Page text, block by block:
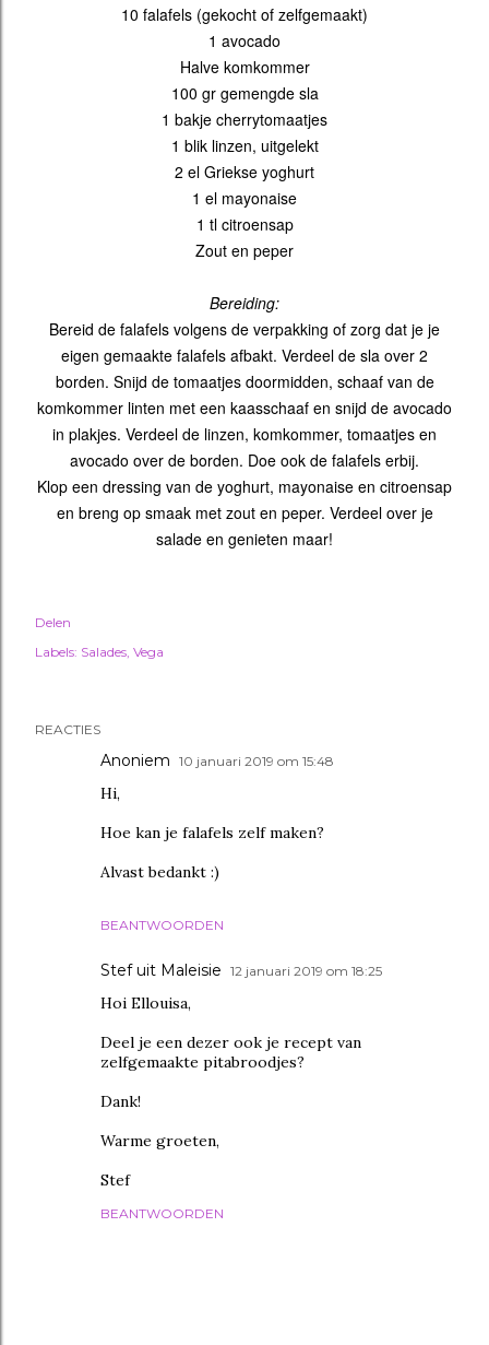
10 falafels (gekocht of zelfgemaakt)
1 avocado
Halve komkommer
100 gr gemengde sla
1 bakje cherrytomaatjes
1 blik linzen, uitgelekt
2 el Griekse yoghurt
1 el mayonaise
1 tl citroensap
Zout en peper
Bereiding:
Bereid de falafels volgens de verpakking of zorg dat je je
eigen gemaakte falafels afbakt. Verdeel de sla over 2
borden. Snijd de tomaatjes doormidden, schaaf van de
komkommer linten met een kaasschaaf en snijd de avocado
in plakjes. Verdeel de linzen, komkommer, tomaatjes en
avocado over de borden. Doe ook de falafels erbij.
Klop een dressing van de yoghurt, mayonaise en citroensap
en breng op smaak met zout en peper. Verdeel over je
salade en genieten maar!
Delen
Labels: Salades Vega
REACTIES
Anoniem 10 januari 2019 om 15:48
Hi,
Hoe kan je falafels zelf maken?
Alvast bedankt :)
BEANTWOORDEN
Stef uit Maleisie 12 januari 2019 om 18:25
Hoi Ellouisa,
Deel je een dezer ook je recept van
zelfgemaakte pitabroodjes?
Dank!
Warme groeten,
Stef
BEANTWOORDEN